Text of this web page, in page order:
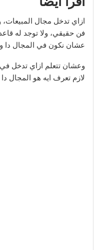
ازاي تدخل مجال
فن حقيقي، ولا توجد له
عشان نكون في المجال دا
وعشان تتعلم ازاي تدخل
لازم تعرف ايه هو المجال دا